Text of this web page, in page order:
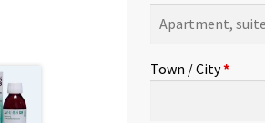
suite,
etc.(optional)
Town / City*